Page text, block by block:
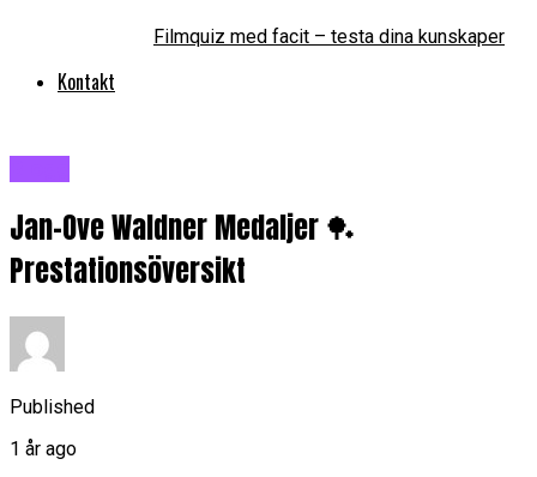
Filmquiz med facit – testa dina kunskaper
Kontakt
Jan-Ove Waldner Medaljer 🏓
Prestationsöversikt
Published
1 år ago